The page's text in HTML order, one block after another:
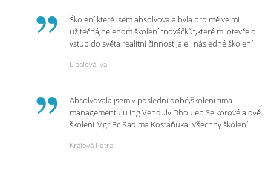
Školení které jsem absolvovala byla pro mě velmi
užitečná,nejenom školení “nováčků“,které mi otevřelo
vstup do světa realitní činnosti,ale i následné školení
p.Vendulce která s nesmírnou lidskostí,přesto
potřebná školení,která Realitní Akademie umožňuje.
Líbalová Iva
Absolvovala jsem v poslední době,školení tima
managementu u Ing.Venduly Dhouieb Sejkorové a dvě
školení Mgr.Bc Radima Kostaňuka. Všechny školení
práci a na život.
Králová Petra